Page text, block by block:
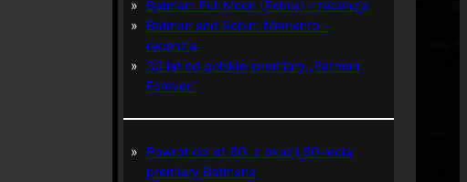
Batman: Full Moon (Pełnia) – recenzja
Batman and Robin: Memento –
recenzja
30 lat od polskiej premiery „Batman
Forever”
Powrót do lat 60. z okazji 60-lecia
premiery Batmana